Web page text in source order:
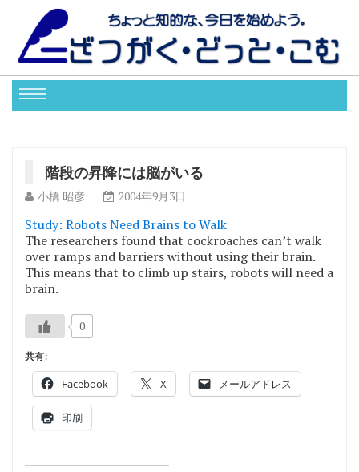
階段の昇降には脳がいる
小橋 昭彦 2004年9月3日
Study: Robots Need Brains to Walk
The researchers found that cockroaches can’t walk
over ramps and barriers without using their brain.
This means that to climb up stairs, robots will need a
brain.
0
共有:
Facebook X メールアドレス
印刷